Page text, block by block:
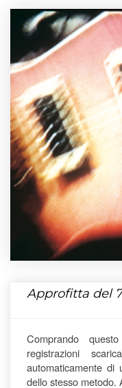
Approfitta del
Comprando
registrazioni
automaticamente di
dello stesso metodo.